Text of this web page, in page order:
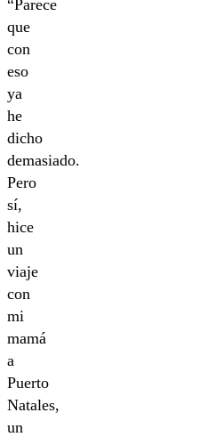
“Parece
que
con
eso
ya
he
dicho
demasiado.
Pero
sí,
hice
un
viaje
con
mi
mamá
a
Puerto
Natales,
un